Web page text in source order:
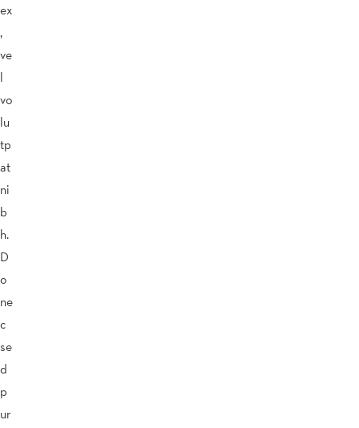
ex
,
ve
l
vo
lu
tp
at
ni
b
h.
D
o
ne
c
se
d
p
ur